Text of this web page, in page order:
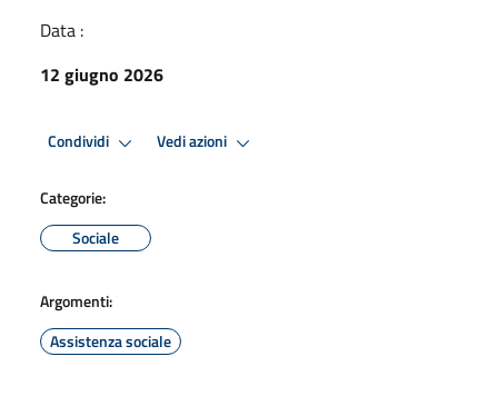
Data :
12 giugno 2026
Condividi Vedi azioni
Categorie:
Sociale
Argomenti:
Assistenza sociale